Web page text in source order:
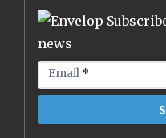
news
Email *